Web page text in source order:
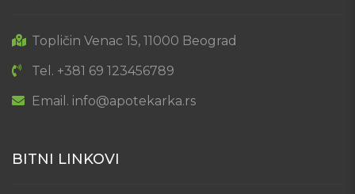
Topličin Venac 15, 11000 Beograd
Tel. +381 69 123456789
Email. info@apotekarka.rs
BITNI LINKOVI